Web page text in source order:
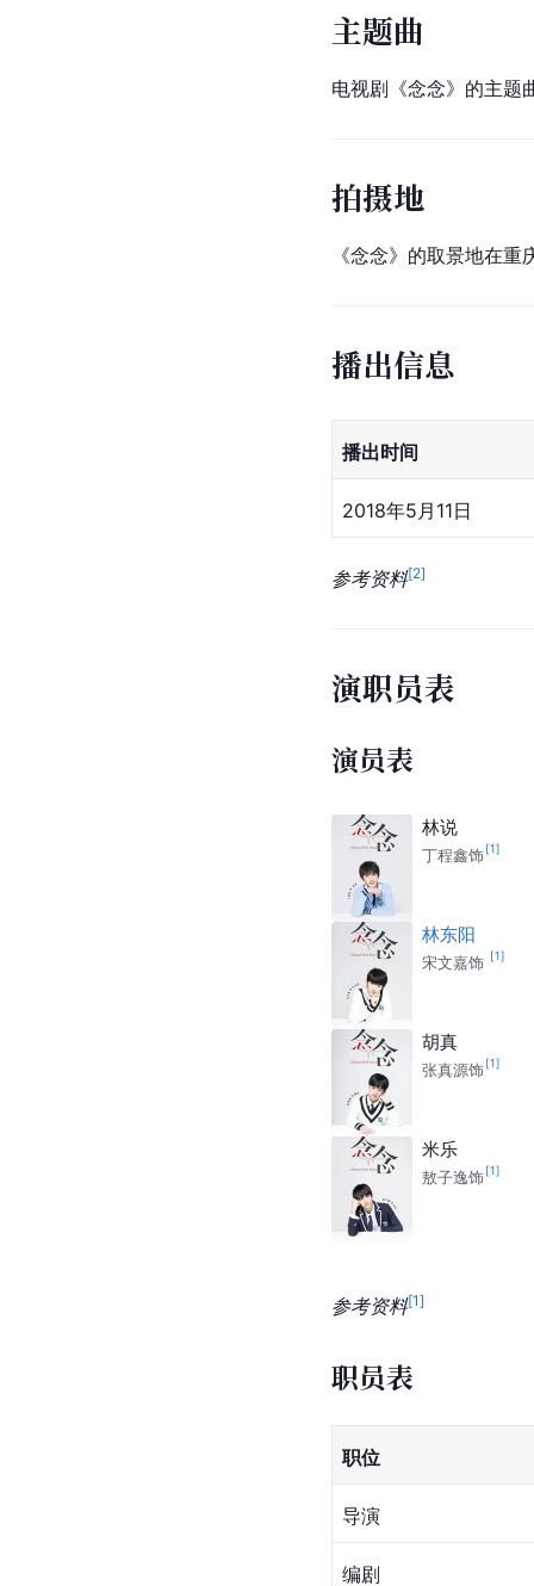
主题曲
电视剧《念念》的主题
拍摄地
《念念》的取景地在重
播出信息
播出时间
2018年5月11日
参考资料[2]
演职员表
演员表
林说
丁程鑫饰[1]
林东阳
宋文嘉饰 [1]
胡真
张真源饰[1]
米乐
敖子逸饰[1]
参考资料[1]
职员表
职位
导演
编剧